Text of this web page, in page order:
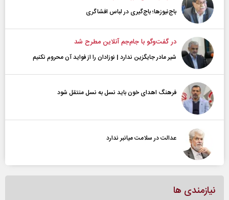
باج‌نیوزها؛ باج‌گیری در لباس افشاگری
در گفت‌و‌گو با جام‌جم آنلاین مطرح شد
شیر مادر جایگزین ندارد | نوزادان را از فواید آن محروم نکنیم
فرهنگ اهدای خون باید نسل به نسل منتقل شود
عدالت در سلامت میانبر ندارد
نیازمندی ها